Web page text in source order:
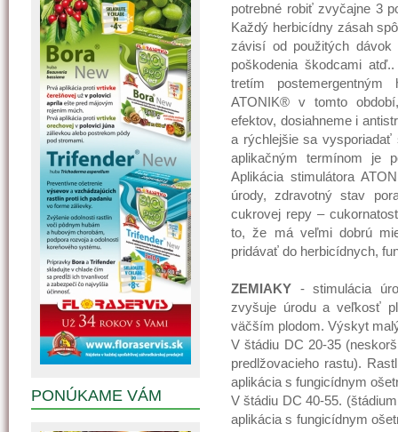
potrebné robiť zvyčajne 3
Každý herbicídny zásah
závisí od použitých dávok
poškodenia škodcami
tretím postemergentným
ATONIK® v tomto
efektov, dosiahneme i
a rýchlejšie sa
aplikačným termínom je
Aplikácia stimulátora
úrody, zdravotný stav
cukrovej repy –
to, že má veľmi dobrú
pridávať do herbicídnych,
ZEMIAKY - stimulácia
zvyšuje úrodu a veľkosť
väčším plodom. Výskyt
V štádiu DC 20-35
predlžovacieho rastu).
aplikácia s fungicídnym
V štádiu DC 40-55.
aplikácia s fungicídnym
PONÚKAME VÁM